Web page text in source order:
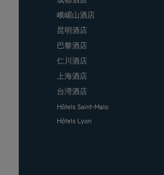
峨嵋山酒店
昆明酒店
巴黎酒店
仁川酒店
上海酒店
台湾酒店
Hôtels Saint-Malo
Hôtels Lyon